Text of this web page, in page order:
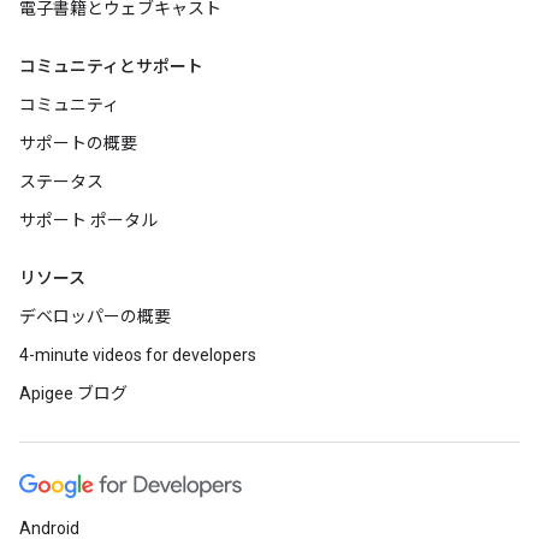
電子書籍とウェブキャスト
コミュニティとサポート
コミュニティ
サポートの概要
ステータス
サポート ポータル
リソース
デベロッパーの概要
4-minute videos for developers
Apigee ブログ
Android